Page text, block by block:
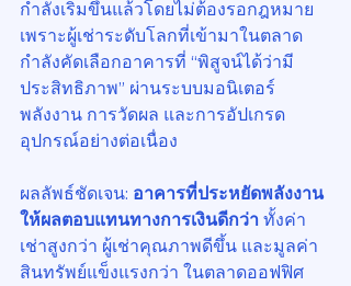
กำลังเริ่มขึ้นแล้วโดยไม่ต้องรอกฎหมาย
เพราะผู้เช่าระดับโลกที่เข้ามาในตลาด
กำลังคัดเลือกอาคารที่ “พิสูจน์ได้ว่ามี
ประสิทธิภาพ” ผ่านระบบมอนิเตอร์
พลังงาน การวัดผล และการอัปเกรด
อุปกรณ์อย่างต่อเนื่อง
ผลลัพธ์ชัดเจน: อาคารที่ประหยัดพลังงาน
ให้ผลตอบแทนทางการเงินดีกว่า ทั้งค่า
เช่าสูงกว่า ผู้เช่าคุณภาพดีขึ้น และมูลค่า
สินทรัพย์แข็งแรงกว่า ในตลาดออฟฟิศ